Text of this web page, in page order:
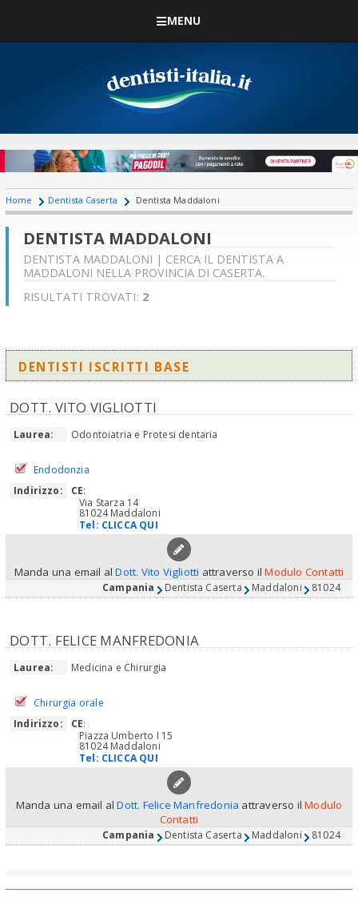
MENU
Home Dentista Caserta Dentista Maddaloni
DENTISTA MADDALONI
DENTISTA MADDALONI | CERCA IL DENTISTA A
MADDALONI NELLA PROVINCIA DI CASERTA.
RISULTATI TROVATI: 2
DENTISTI ISCRITTI BASE
DOTT. VITO VIGLIOTTI
Laurea: Odontoiatria e Protesi dentaria
Endodonzia
Indirizzo:
CE:
Via Starza 14
81024 Maddaloni
Tel: CLICCA QUI
Manda una email alDott. Vito Vigliotti attraverso ilModulo Contatti
Campania Dentista Caserta Maddaloni 81024
DOTT. FELICE MANFREDONIA
Laurea: Medicina e Chirurgia
Chirurgia orale
Indirizzo:
CE:
Piazza Umberto I 15
81024 Maddaloni
Tel: CLICCA QUI
Manda una email alDott. Felice Manfredonia attraverso ilModulo
Contatti
Campania Dentista Caserta Maddaloni 81024